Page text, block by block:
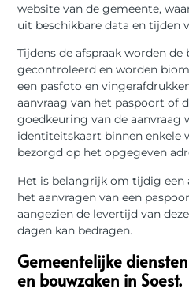
website van de gemeente,
uit beschikbare data en tijden
Tijdens de afspraak worden
gecontroleerd en worden
een pasfoto en
aanvraag van het paspoort of
goedkeuring van de aanvraag
identiteitskaart binnen enkele
bezorgd op het opgegeven
Het is belangrijk om tijdig een
het aanvragen van een
aangezien de levertijd van
dagen kan bedragen.
Gemeentelijke
en bouwzaken in Soest.